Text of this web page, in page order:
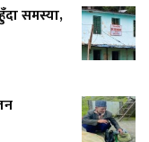
समस्या,